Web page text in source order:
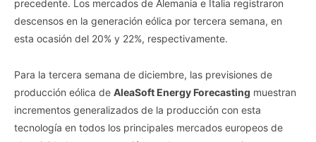
precedente. Los mercados de Alemania e Italia registraron
descensos en la generación eólica por tercera semana, en
esta ocasión del 20% y 22%, respectivamente.
Para la tercera semana de diciembre, las previsiones de
producción eólica de AleaSoft Energy Forecasting muestran
incrementos generalizados de la producción con esta
tecnología en todos los principales mercados europeos de